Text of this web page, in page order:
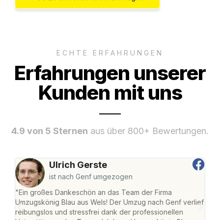
ECHTE ERFAHRUNGEN
Erfahrungen unserer
Kunden mit uns
4.9 von 5 Sternen aus über 800+ Bewertungen.
Ulrich Gerste
ist nach Genf umgezogen
"Ein großes Dankeschön an das Team der Firma
Umzugskönig Blau aus Wels! Der Umzug nach Genf verlief
reibungslos und stressfrei dank der professionellen